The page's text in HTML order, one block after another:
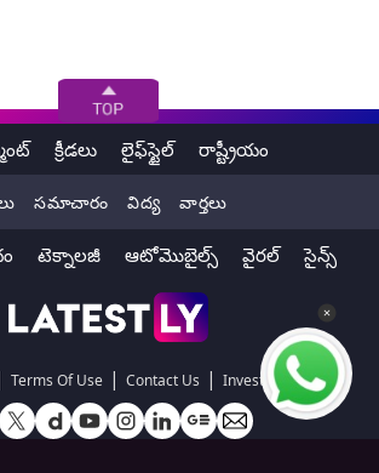
క్రీడలు లైఫ్‌స్టైల్ రాష్ట్రీయం
సమాచారం విద్య వార్తలు
టెక్నాలజీ ఆటోమొబైల్స్ వైరల్ సైన్స్
Terms Of Use | Contact Us | Investors